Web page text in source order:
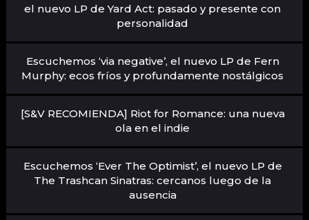
el nuevo LP de Yard Act: pasado y presente con
personalidad
Escuchemos ‘via negative’, el nuevo LP de Fern
Murphy: ecos fríos y profundamente nostálgicos
[S&V RECOMIENDA] Riot for Romance: una nueva
ola en el indie
Escuchemos ‘Ever The Optimist’, el nuevo LP de
The Trashcan Sinatras: cercanos luego de la
ausencia